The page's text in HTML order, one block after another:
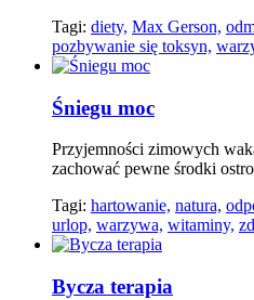
Tagi: diety, Max Gerson,
pozbywanie się toksyn,
Śniegu moc
Przyjemności zimowych
zachować pewne środki
Tagi: hartowanie, natura,
urlop, warzywa, witaminy,
Bycza terapia